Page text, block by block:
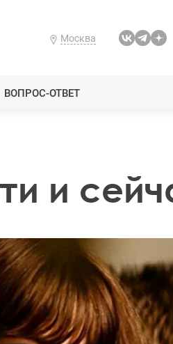
Москва
ВОПРОС-ОТВЕТ
и